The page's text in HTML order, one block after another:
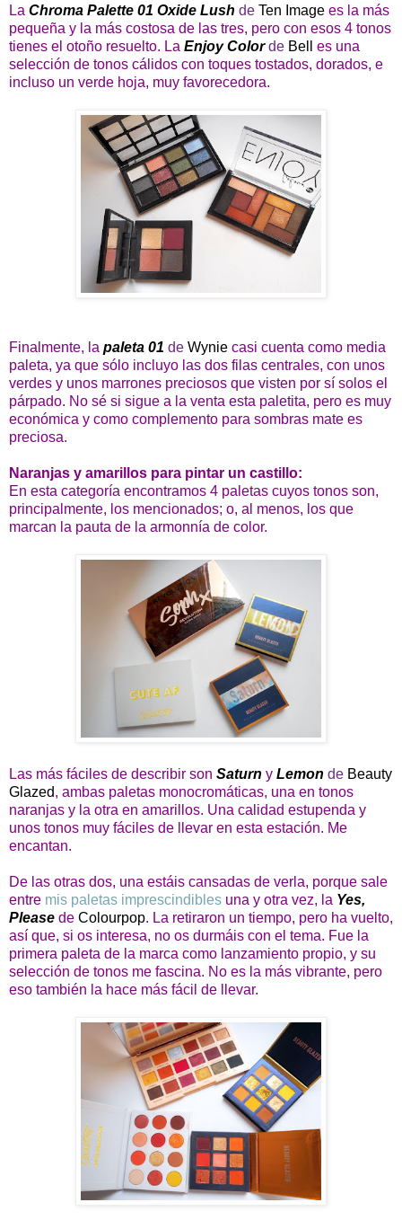
La Chroma Palette 01 Oxide Lush de Ten Image es la más
pequeña y la más costosa de las tres, pero con esos 4 tonos
tienes el otoño resuelto. La Enjoy Color de Bell
es una
selección de tonos cálidos con toques tostados, dorados, e
incluso un verde hoja, muy favorecedora.
Finalmente, la paleta 01 de Wynie casi cuenta como media
paleta, ya que sólo incluyo las dos filas centrales, con unos
verdes y unos marrones preciosos que visten por sí solos el
párpado. No sé si sigue a la venta esta paletita, pero es muy
económica y como complemento para sombras mate es
preciosa.
Naranjas y amarillos para pintar un castillo:
En esta categoría encontramos 4 paletas cuyos tonos son,
principalmente, los mencionados; o, al menos, los que
marcan la pauta de la armonnía de color.
Las más fáciles de describir son Saturn y Lemon de Beauty
Glazed, ambas paletas monocromáticas, una en tonos
naranjas y la otra en amarillos. Una calidad estupenda y
unos tonos muy fáciles de llevar en esta estación. Me
encantan.
De las otras dos, una estáis cansadas de verla, porque sale
entre mis paletas imprescindibles una y otra vez, la Yes,
Please de Colourpop. La retiraron un tiempo, pero ha vuelto,
así que, si os interesa, no os durmáis con el tema. Fue la
primera paleta de la marca como lanzamiento propio, y su
selección de tonos me fascina. No es la más vibrante, pero
eso también la hace más fácil de llevar.